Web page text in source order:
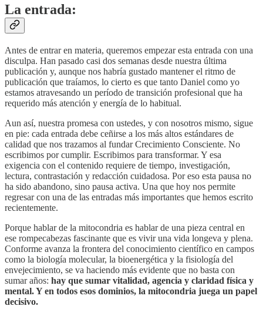
La entrada:
Antes de entrar en materia, queremos empezar esta entrada con una
disculpa. Han pasado casi dos semanas desde nuestra última
publicación y, aunque nos habría gustado mantener el ritmo de
publicación que traíamos, lo cierto es que tanto Daniel como yo
estamos atravesando un período de transición profesional que ha
requerido más atención y energía de lo habitual.
Aun así, nuestra promesa con ustedes, y con nosotros mismo, sigue
en pie: cada entrada debe ceñirse a los más altos estándares de
calidad que nos trazamos al fundar Crecimiento Consciente. No
escribimos por cumplir. Escribimos para transformar. Y esa
exigencia con el contenido requiere de tiempo, investigación,
lectura, contrastación y redacción cuidadosa. Por eso esta pausa no
ha sido abandono, sino pausa activa. Una que hoy nos permite
regresar con una de las entradas más importantes que hemos escrito
recientemente.
Porque hablar de la mitocondria es hablar de una pieza central en
ese rompecabezas fascinante que es vivir una vida longeva y plena.
Conforme avanza la frontera del conocimiento científico en campos
como la biología molecular, la bioenergética y la fisiología del
envejecimiento, se va haciendo más evidente que no basta con
sumar años: hay que sumar vitalidad, agencia y claridad física y
mental. Y en todos esos dominios, la mitocondria juega un papel
decisivo.